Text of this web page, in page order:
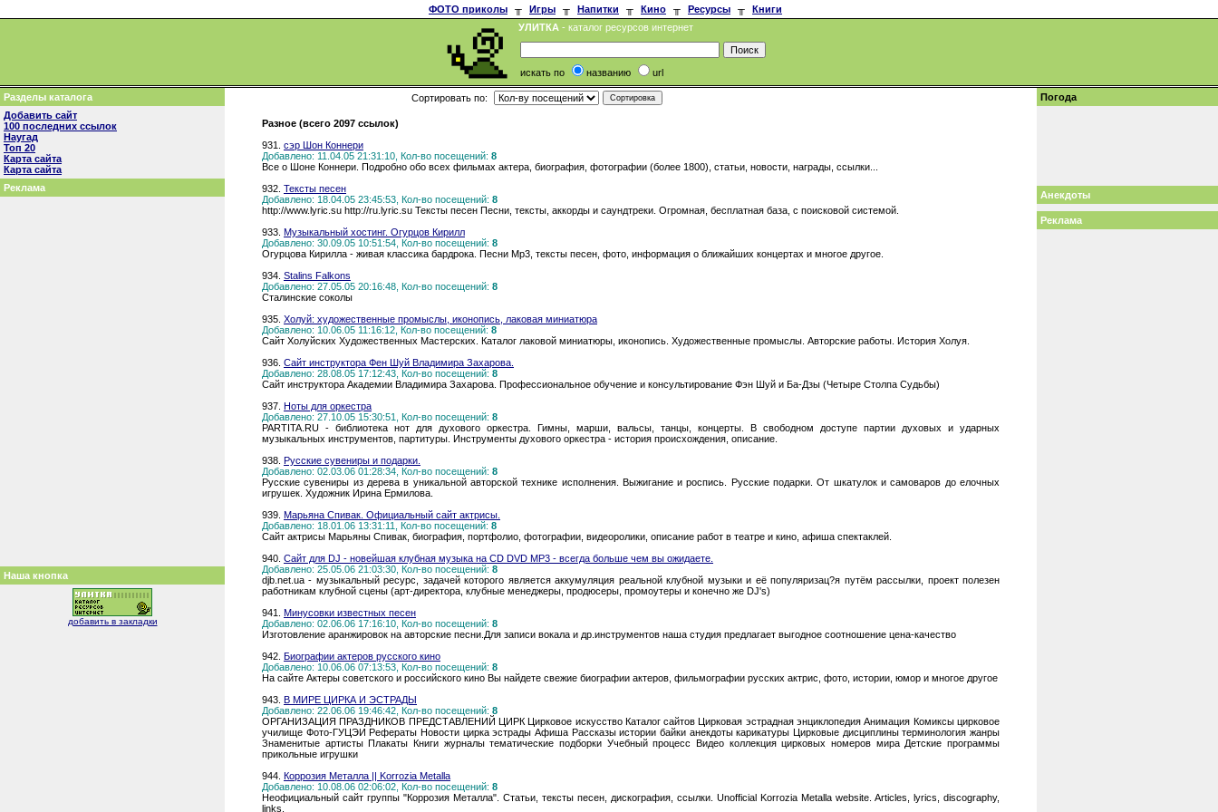
ФОТО приколы ╥ Игры ╥ Напитки ╥ Кино ╥ Ресурсы ╥
Книги
УЛИТКА - каталог ресурсов интернет
искать по названию url
Разделы каталога
Добавить сайт
100 последних ссылок
Наугад
Топ 20
Карта сайта
Карта сайта
Реклама
Наша кнопка
добавить в закладки
Сортировать по:
Разное (всего 2097 ссылок)
931. сэр Шон Коннери
Добавлено: 11.04.05 21:31:10, Кол-во посещений: 8
Все о Шоне Коннери. Подробно обо всех фильмах актера, биография, фотографии (более 1800), статьи, новости, награды, ссылки...
932. Тексты песен
Добавлено: 18.04.05 23:45:53, Кол-во посещений: 8
http://www.lyric.su http://ru.lyric.su Тексты песен Песни, тексты, аккорды и саундтреки. Огромная, бесплатная база, с поисковой системой.
933. Музыкальный хостинг. Огурцов Кирилл
Добавлено: 30.09.05 10:51:54, Кол-во посещений: 8
Огурцова Кирилла - живая классика бардрока. Песни Мр3, тексты песен, фото, информация о ближайших концертах и многое другое.
934. Stalins Falkons
Добавлено: 27.05.05 20:16:48, Кол-во посещений: 8
Сталинские соколы
935. Холуй: художественные промыслы, иконопись, лаковая миниатюра
Добавлено: 10.06.05 11:16:12, Кол-во посещений: 8
Сайт Холуйских Художественных Мастерских. Каталог лаковой миниатюры, иконопись. Художественные промыслы. Авторские работы. История Холуя.
936. Сайт инструктора Фен Шуй Владимира Захарова.
Добавлено: 28.08.05 17:12:43, Кол-во посещений: 8
Сайт инструктора Академии Владимира Захарова. Профессиональное обучение и консультирование Фэн Шуй и Ба-Дзы (Четыре Столпа Судьбы)
937. Ноты для оркестра
Добавлено: 27.10.05 15:30:51, Кол-во посещений: 8
PARTITA.RU - библиотека нот для духового оркестра. Гимны, марши, вальсы, танцы, концерты. В свободном доступе партии духовых и ударных
музыкальных инструментов, партитуры. Инструменты духового оркестра - история происхождения, описание.
938. Русские сувениры и подарки.
Добавлено: 02.03.06 01:28:34, Кол-во посещений: 8
Русские сувениры из дерева в уникальной авторской технике исполнения. Выжигание и роспись. Русские подарки. От шкатулок и самоваров до елочных
игрушек. Художник Ирина Ермилова.
939. Марьяна Спивак. Официальный сайт актрисы.
Добавлено: 18.01.06 13:31:11, Кол-во посещений: 8
Сайт актрисы Марьяны Спивак, биография, портфолио, фотографии, видеоролики, описание работ в театре и кино, афиша спектаклей.
940. Сайт для DJ - новейшая клубная музыка на CD DVD MP3 - всегда больше чем вы ожидаете.
Добавлено: 25.05.06 21:03:30, Кол-во посещений: 8
djb.net.ua - музыкальный ресурс, задачей которого является аккумуляция реальной клубной музыки и её популяризац?я путём рассылки, проект полезен
работникам клубной сцены (арт-директора, клубные менеджеры, продюсеры, промоутеры и конечно же DJ's)
941. Минусовки известных песен
Добавлено: 02.06.06 17:16:10, Кол-во посещений: 8
Изготовление аранжировок на авторские песни.Для записи вокала и др.инструментов наша студия предлагает выгодное соотношение цена-качество
942. Биографии актеров русского кино
Добавлено: 10.06.06 07:13:53, Кол-во посещений: 8
На сайте Актеры советского и российского кино Вы найдете свежие биографии актеров, фильмографии русских актрис, фото, истории, юмор и многое другое
943. В МИРЕ ЦИРКА И ЭСТРАДЫ
Добавлено: 22.06.06 19:46:42, Кол-во посещений: 8
ОРГАНИЗАЦИЯ ПРАЗДНИКОВ ПРЕДСТАВЛЕНИЙ ЦИРК Цирковое искусство Каталог сайтов Цирковая эстрадная энциклопедия Анимация Комиксы цирковое
училище Фото-ГУЦЭИ Рефераты Новости цирка эстрады Афиша Рассказы истории байки анекдоты карикатуры Цирковые дисциплины терминология жанры
Знаменитые артисты Плакаты Книги журналы тематические подборки Учебный процесс Видео коллекция цирковых номеров мира Детские программы
прикольные игрушки
944. Коррозия Металла || Korrozia Metalla
Добавлено: 10.08.06 02:06:02, Кол-во посещений: 8
Неофициальный сайт группы "Коррозия Металла". Статьи, тексты песен, дискография, ссылки. Unofficial Korrozia Metalla website. Articles, lyrics, discography,
links.
Погода
Анекдоты
Реклама